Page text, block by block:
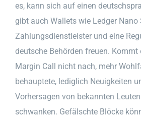
es, kann sich auf einen
gibt auch Wallets wie Ledger Nano
Zahlungsdienstleister und eine
deutsche Behörden freuen. Kommt
Margin Call nicht nach, mehr
behauptete, lediglich Neuigkeiten
Vorhersagen von bekannten
schwanken. Gefälschte Blöcke